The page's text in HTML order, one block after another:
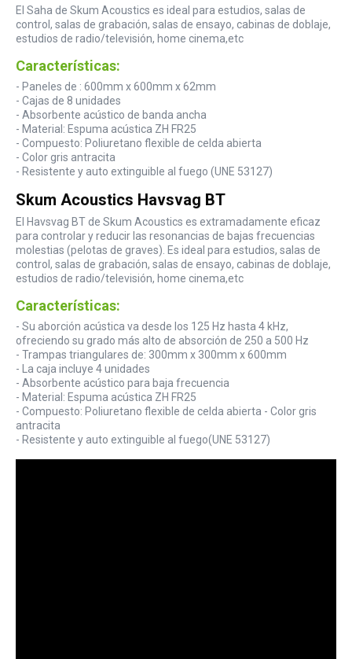
El Saha de Skum Acoustics es ideal para estudios, salas de
control, salas de grabación, salas de ensayo, cabinas de doblaje,
estudios de radio/televisión, home cinema,etc
Características:
- Paneles de : 600mm x 600mm x 62mm
- Cajas de 8 unidades
- Absorbente acústico de banda ancha
- Material: Espuma acústica ZH FR25
- Compuesto: Poliuretano flexible de celda abierta
- Color gris antracita
- Resistente y auto extinguible al fuego (UNE 53127)
Skum Acoustics Havsvag BT
El Havsvag BT de Skum Acoustics es extramadamente eficaz
para controlar y reducir las resonancias de bajas frecuencias
molestias (pelotas de graves). Es ideal para estudios, salas de
control, salas de grabación, salas de ensayo, cabinas de doblaje,
estudios de radio/televisión, home cinema,etc
Características:
- Su aborción acústica va desde los 125 Hz hasta 4 kHz,
ofreciendo su grado más alto de absorción de 250 a 500 Hz
- Trampas triangulares de: 300mm x 300mm x 600mm
- La caja incluye 4 unidades
- Absorbente acústico para baja frecuencia
- Material: Espuma acústica ZH FR25
- Compuesto: Poliuretano flexible de celda abierta - Color gris
antracita
- Resistente y auto extinguible al fuego(UNE 53127)